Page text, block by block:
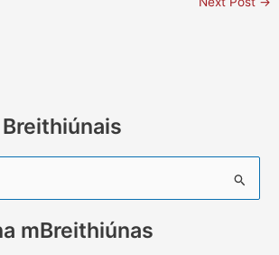
mBreithiúnas